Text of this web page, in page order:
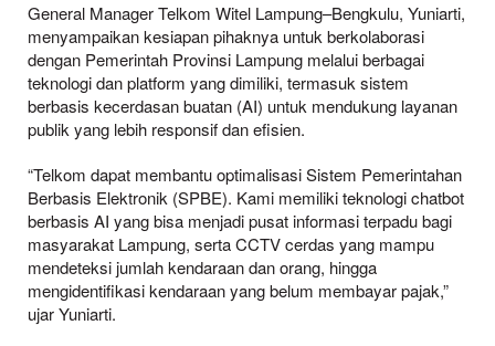
General Manager Telkom Witel Lampung–Bengkulu, Yuniarti,
menyampaikan kesiapan pihaknya untuk berkolaborasi
dengan Pemerintah Provinsi Lampung melalui berbagai
teknologi dan platform yang dimiliki, termasuk sistem
berbasis kecerdasan buatan (AI) untuk mendukung layanan
publik yang lebih responsif dan efisien.
“Telkom dapat membantu optimalisasi Sistem Pemerintahan
Berbasis Elektronik (SPBE). Kami memiliki teknologi chatbot
berbasis AI yang bisa menjadi pusat informasi terpadu bagi
masyarakat Lampung, serta CCTV cerdas yang mampu
mendeteksi jumlah kendaraan dan orang, hingga
mengidentifikasi kendaraan yang belum membayar pajak,”
ujar Yuniarti.